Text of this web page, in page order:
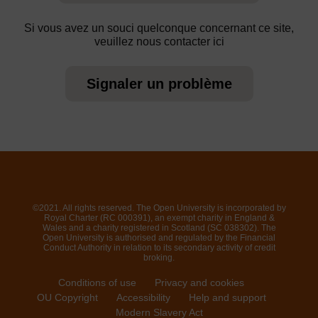
Si vous avez un souci quelconque concernant ce site,
veuillez nous contacter ici
Signaler un problème
©2021. All rights reserved. The Open University is incorporated by
Royal Charter (RC 000391), an exempt charity in England &
Wales and a charity registered in Scotland (SC 038302). The
Open University is authorised and regulated by the Financial
Conduct Authority in relation to its secondary activity of credit
broking.
Conditions of use
Privacy and cookies
OU Copyright
Accessibility
Help and support
Modern Slavery Act